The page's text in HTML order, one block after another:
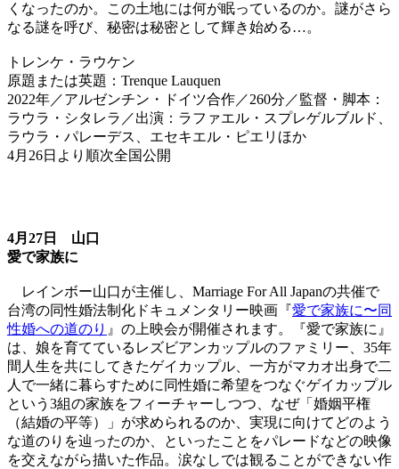
くなったのか。この土地には何が眠っているのか。謎がさら
なる謎を呼び、秘密は秘密として輝き始める…。
トレンケ・ラウケン
原題または英題：Trenque Lauquen
2022年／アルゼンチン・ドイツ合作／260分／監督・脚本：
ラウラ・シタレラ／出演：ラファエル・スプレゲルブルド、
ラウラ・パレーデス、エセキエル・ピエリほか
4月26日より順次全国公開
4月27日 山口
愛で家族に
レインボー山口が主催し、Marriage For All Japanの共催で
台湾の同性婚法制化ドキュメンタリー映画『愛で家族に〜同
性婚への道のり 』の上映会が開催されます。『愛で家族に 』
は、娘を育てているレズビアンカップルのファミリー、35年
間人生を共にしてきたゲイカップル、一方がマカオ出身で二
人で一緒に暮らすために同性婚に希望をつなぐゲイカップル
という3組の家族をフィーチャーしつつ、なぜ「婚姻平権
（結婚の平等）」が求められるのか、実現に向けてどのよう
な道のりを辿ったのか、といったことをパレードなどの映像
を交えながら描いた作品。涙なしでは観ることができない作